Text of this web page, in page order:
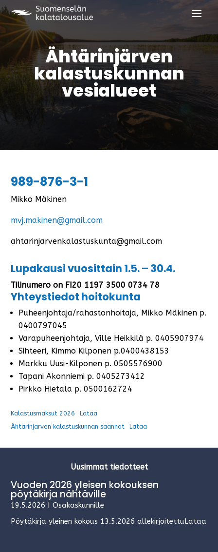
Ähtärinjärven
kalastuskunnan
vesialueet
989-876-3-1
Mikko Mäkinen
mvj.makinen@gmail.com
ahtarinjarvenkalastuskunta@gmail.com
Lupakausi vuosittain 1.5. – 30.4.
Tilinumero on FI20 1197 3500 0734 78
Yhteystiedot hoitokunta
Puheenjohtaja/rahastonhoitaja, Mikko Mäkinen p.
0400797045
Varapuheenjohtaja, Ville Heikkilä p. 0405907974
Sihteeri, Kimmo Kilponen p.0400438153
Markku Uusi-Kilponen p. 0505576900
Tapani Akonniemi p. 0405273412
Pirkko Hietala p. 0500162724
Kalastusmaksut 2026
Lataa
Ähtärinjärven kalastuskunnan säännöt
Lataa
Uusimmat tiedotteet
Vuoden 2026 yleisen kokouksen
pöytäkirja nähtäville
19.5.2026 |Osakaskunnille
Pöytäkirja yleinen kokous 13.5.2026 allekirjoitettuLataa